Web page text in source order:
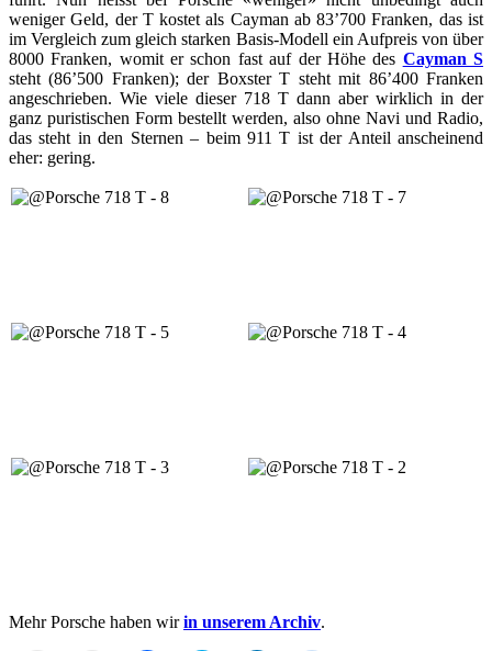
weniger Geld, der T kostet als Cayman ab 83’700 Franken, das ist
im Vergleich zum gleich starken Basis-Modell ein Aufpreis von über
8000 Franken, womit er schon fast auf der Höhe des Cayman S
steht (86’500 Franken); der Boxster T steht mit 86’400 Franken
angeschrieben. Wie viele dieser 718 T dann aber wirklich in der
ganz puristischen Form bestellt werden, also ohne Navi und Radio,
das steht in den Sternen – beim 911 T ist der Anteil anscheinend
eher: gering.
Mehr Porsche haben wirin unserem Archiv.